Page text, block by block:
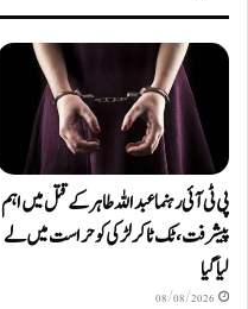
پی ٹی آئی رہنما عبداللہ طاہر کے قتل میں اہم
پیشرفت، ٹک ٹاکر لڑکی کو حراست میں لے
لیا گیا
08/08/2026